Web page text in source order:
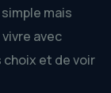
mais
avec
choix et de voir